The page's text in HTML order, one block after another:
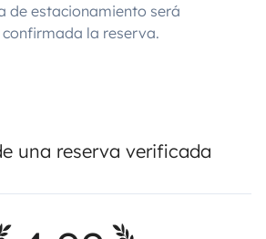
de estacionamiento será
la reserva.
una reserva verificada